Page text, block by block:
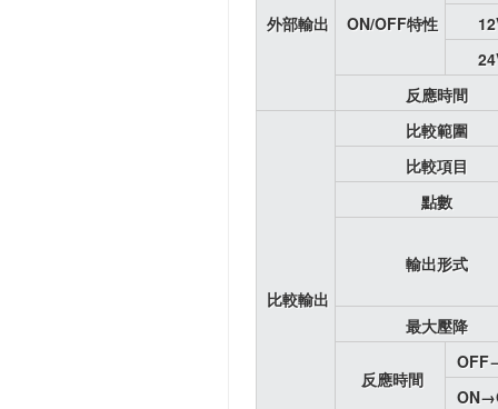
外部輸出 ON/OFF特性
反應時間
比較輸出
比較範圍
比較項目
點數
輸出形式
最大壓降
反應時間